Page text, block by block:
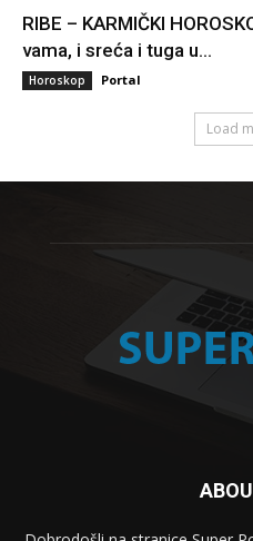
RIBE – KARMIČKI
vama, i sreća i tuga u...
Horoskop Portal
Load